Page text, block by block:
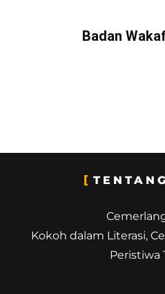
Badan
Kokoh dalam Literasi,
Peristiwa